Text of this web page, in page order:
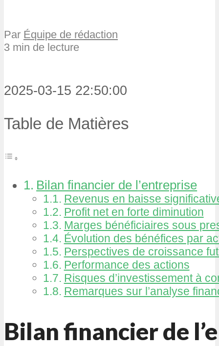
Par Équipe de rédaction
3 min de lecture
2025-03-15 22:50:00
Table de Matières
Bilan financier de l’entreprise
Revenus en baisse
Profit net en forte diminution
Marges bénéficiaires sous
Évolution des bénéfices par
Perspectives de croissance
Performance des actions
Risques d’investissement à
Remarques sur l’analyse
Bilan financier de